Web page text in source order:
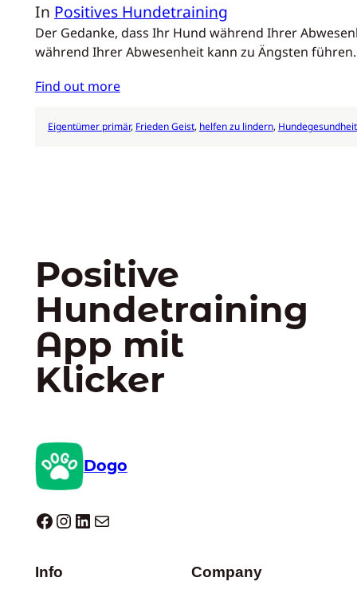
In Positives Hundetraining
Der Gedanke, dass Ihr Hund während Ihrer
während Ihrer Abwesenheit kann zu Ängsten
Find out more
Eigentümer primär, Frieden Geist, helfen zu lindern, Hundegesundheit
Positive
Hundetraining
App mit
Klicker
Dogo
Dogo facebook InstagramLinkedIn E-Mail
Info Company